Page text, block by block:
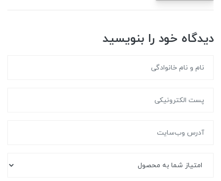
دیدگاه خود را بنویسید